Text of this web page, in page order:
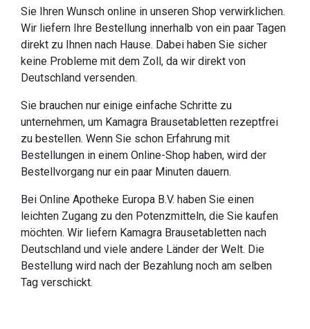
Sie Ihren Wunsch online in unseren Shop verwirklichen.
Wir liefern Ihre Bestellung innerhalb von ein paar Tagen
direkt zu Ihnen nach Hause. Dabei haben Sie sicher
keine Probleme mit dem Zoll, da wir direkt von
Deutschland versenden.
Sie brauchen nur einige einfache Schritte zu
unternehmen, um Kamagra Brausetabletten rezeptfrei
zu bestellen. Wenn Sie schon Erfahrung mit
Bestellungen in einem Online-Shop haben, wird der
Bestellvorgang nur ein paar Minuten dauern.
Bei Online Apotheke Europa B.V. haben Sie einen
leichten Zugang zu den Potenzmitteln, die Sie kaufen
möchten. Wir liefern Kamagra Brausetabletten nach
Deutschland und viele andere Länder der Welt. Die
Bestellung wird nach der Bezahlung noch am selben
Tag verschickt.